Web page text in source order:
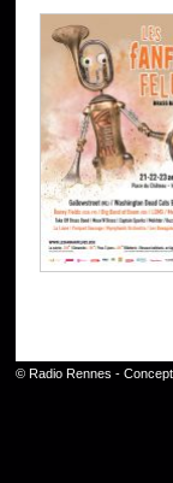
© Radio Rennes -